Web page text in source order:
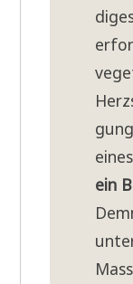
ein